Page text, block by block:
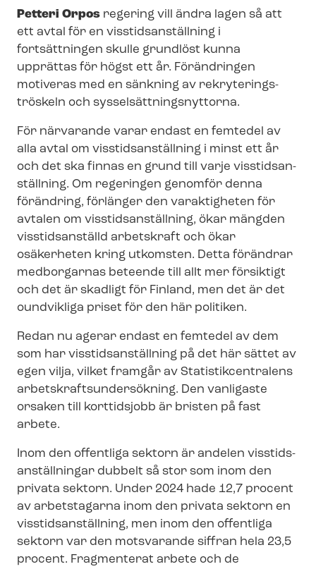
Petteri Orpos regering vill ändra lagen så att
ett avtal för en viss­tids­an­ställ­ning i
fortsättningen skulle grundlöst kunna
upprättas för högst ett år. Förändringen
motiveras med en sänkning av re­kry­te­rings­
trös­keln och sys­sel­sätt­nings­nyt­tor­na.
För närvarande varar endast en femtedel av
alla avtal om viss­tids­an­ställ­ning i minst ett år
och det ska finnas en grund till varje viss­tids­an­
ställ­ning. Om regeringen genomför denna
förändring, förlänger den varaktigheten för
avtalen om viss­tids­an­ställ­ning, ökar mängden
visstidsanställd arbetskraft och ökar
osäkerheten kring utkomsten. Detta förändrar
medborgarnas beteende till allt mer försiktigt
och det är skadligt för Finland, men det är det
oundvikliga priset för den här politiken.
Redan nu agerar endast en femtedel av dem
som har viss­tids­an­ställ­ning på det här sättet av
egen vilja, vilket framgår av Sta­tistik­cen­tra­lens
ar­bets­krafts­un­der­sök­ning. Den vanligaste
orsaken till korttidsjobb är bristen på fast
arbete.
Inom den offentliga sektorn är andelen viss­tids­
an­ställ­ning­ar dubbelt så stor som inom den
privata sektorn. Under 2024 hade 12,7 procent
av arbetstagarna inom den privata sektorn en
viss­tids­an­ställ­ning, men inom den offentliga
sektorn var den motsvarande siffran hela 23,5
procent. Fragmenterat arbete och de